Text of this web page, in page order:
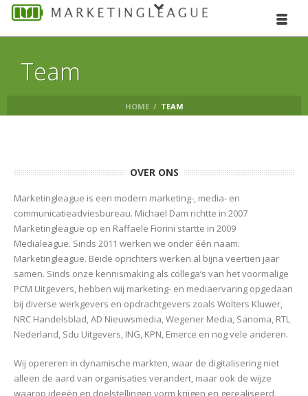
Team
HOME / TEAM
OVER ONS
Marketingleague is een modern marketing-, media- en
communicatieadviesbureau. Michael Dam richtte in 2007
Marketingleague op en Raffaele Fiorini startte in 2009
Medialeague. Sinds 2011 werken we onder één naam:
Marketingleague. Beide oprichters werken al bijna veertien jaar
samen. Sinds onze kennismaking als collega’s van het voormalige
PCM Uitgevers, hebben wij marketing- en mediaervaring opgedaan
bij diverse werkgevers en opdrachtgevers zoals Wolters Kluwer,
NRC Handelsblad, AD Nieuwsmedia, Wegener Media, Sanoma, RTL
Nederland, Sdu Uitgevers, ING, KPN, Emerce en nog vele anderen.
Wij opereren in dynamische markten, waar de digitalisering niet
alleen de aard van organisaties verandert, maar ook de wijze
waarop ideeën en doelstellingen vorm krijgen en gerealiseerd